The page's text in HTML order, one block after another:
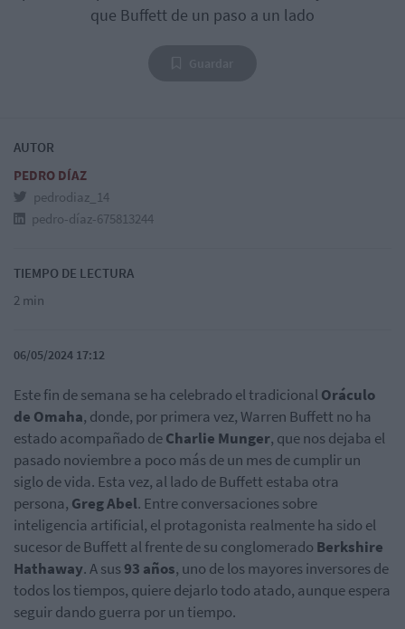
que Buffett de un paso a un lado
AUTOR
PEDRO DÍAZ
pedrodiaz_14
pedro-díaz-675813244
TIEMPO DE LECTURA
2 min
06/05/2024 17:12
Este fin de semana se ha celebrado el tradicionalOráculo
de Omaha, donde, por primera vez, Warren Buffett no ha
estado acompañado deCharlie Munger, que nos dejaba el
pasado noviembre a poco más de un mes de cumplir un
siglo de vida. Esta vez, al lado de Buffett estaba otra
persona, Greg Abel. Entre conversaciones sobre
inteligencia artificial, el protagonista realmente ha sido el
sucesor de Buffett al frente de su conglomerado Berkshire
Hathaway. A sus93 años, uno de los mayores inversores de
todos los tiempos, quiere dejarlo todo atado, aunque espera
seguir dando guerra por un tiempo.